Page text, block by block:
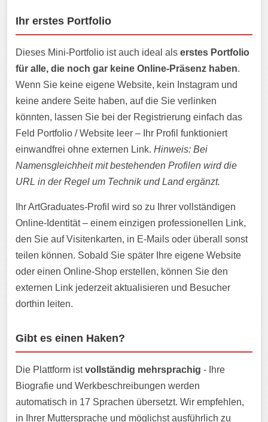
Ihr erstes Portfolio
Dieses Mini-Portfolio ist auch ideal als erstes Portfolio
für alle, die noch gar keine Online-Präsenz haben.
Wenn Sie keine eigene Website, kein Instagram und
keine andere Seite haben, auf die Sie verlinken
könnten, lassen Sie bei der Registrierung einfach das
Feld Portfolio / Website leer – Ihr Profil funktioniert
einwandfrei ohne externen Link. Hinweis: Bei
Namensgleichheit mit bestehenden Profilen wird die
URL in der Regel um Technik und Land ergänzt.
Ihr ArtGraduates-Profil wird so zu Ihrer vollständigen
Online-Identität – einem einzigen professionellen Link,
den Sie auf Visitenkarten, in E-Mails oder überall sonst
teilen können. Sobald Sie später Ihre eigene Website
oder einen Online-Shop erstellen, können Sie den
externen Link jederzeit aktualisieren und Besucher
dorthin leiten.
Gibt es einen Haken?
Die Plattform istvollständig mehrsprachig - Ihre
Biografie und Werkbeschreibungen werden
automatisch in 17 Sprachen übersetzt. Wir empfehlen,
in Ihrer Muttersprache und möglichst ausführlich zu